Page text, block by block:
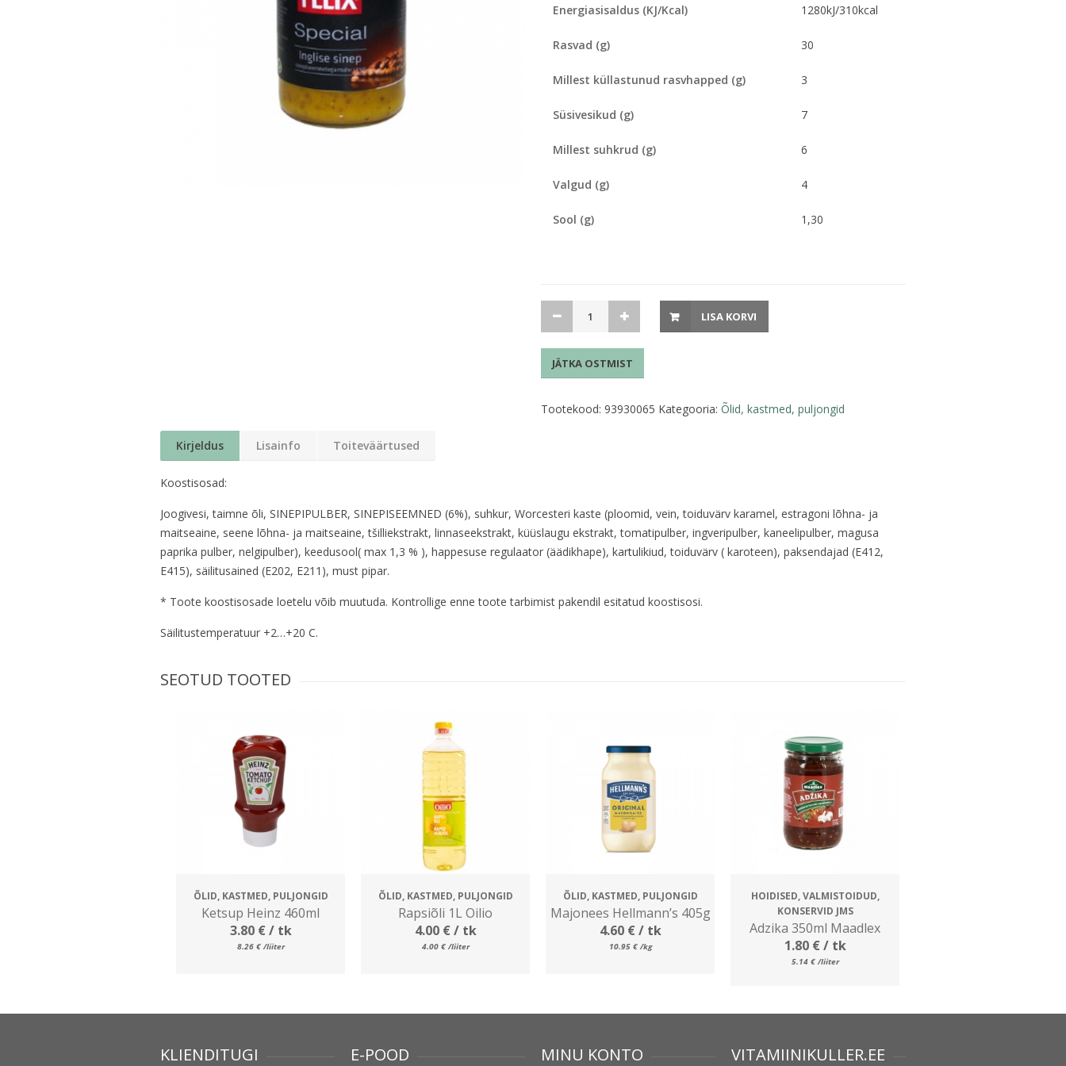
Energiasisaldus (KJ/Kcal) 1280kJ/310kcal
Rasvad (g) 30
Millest küllastunud rasvhapped (g) 3
Süsivesikud (g) 7
Millest suhkrud (g) 6
Valgud (g) 4
Sool (g) 1,30
200ml
Felix
LISA KORVI
JÄTKA OSTMIST
Tootekood: 93930065 Kategooria: Õlid, kastmed, puljongid
Kirjeldus Lisainfo Toiteväärtused
Koostisosad:
Joogivesi, taimne õli, SINEPIPULBER, SINEPISEEMNED (6%), suhkur, Worcesteri kaste (ploomid, vein, toiduvärv karamel, estragoni lõhna- ja
maitseaine, seene lõhna- ja maitseaine, tšilliekstrakt, linnaseekstrakt, küüslaugu ekstrakt, tomatipulber, ingveripulber, kaneelipulber, magusa
paprika pulber, nelgipulber), keedusool( max 1,3 % ), happesuse regulaator (äädikhape), kartulikiud, toiduvärv ( karoteen), paksendajad (E412,
E415), säilitusained (E202, E211), must pipar.
* Toote koostisosade loetelu võib muutuda. Kontrollige enne toote tarbimist pakendil esitatud koostisosi.
Säilitustemperatuur +2…+20 C.
SEOTUD TOOTED
ÕLID, KASTMED, PULJONGID
Ketsup Heinz 460ml
3.80 €/ tk
8.26 € /liiter
ÕLID, KASTMED, PULJONGID
Rapsiõli 1L Oilio
4.00 €/ tk
4.00 € /liiter
ÕLID, KASTMED, PULJONGID
Majonees Hellmann’s 405g
4.60 €/ tk
10.95 € /kg
HOIDISED, VALMISTOIDUD,
KONSERVID JMS
Adzika 350ml Maadlex
1.80 €/ tk
5.14 € /liiter
KLIENDITUGI E-POOD MINU KONTO VITAMIINIKULLER.EE